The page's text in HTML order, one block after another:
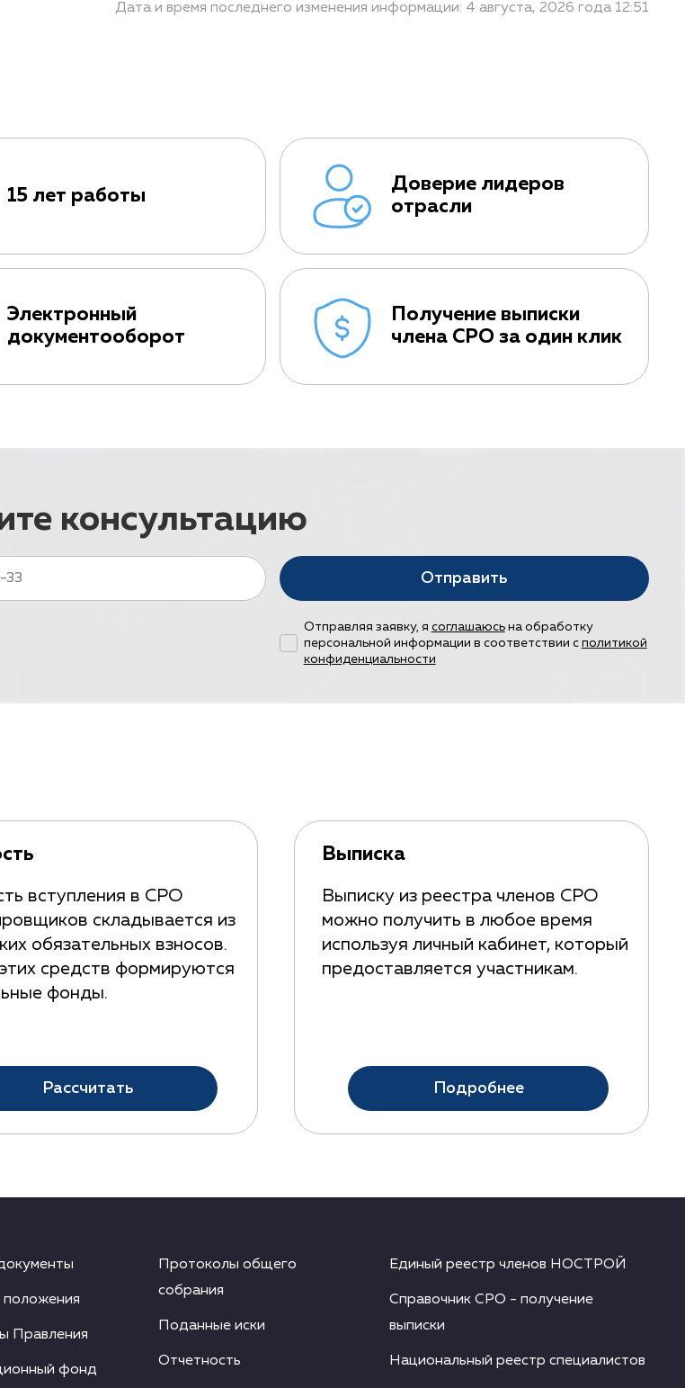
Дата и время последнего изменения информации: 4 августа, 2026 года 12:51
15 лет работы
Доверие лидеров
отрасли
Электронный
документооборот
Получение выписки
члена СРО за один клик
консультацию
Отправить
Отправляя заявку, я соглашаюсьна обработку
персональной информации в соответствии с политикой
конфиденциальности
вступления в СРО
складывается из
обязательных взносов.
средств формируются
фонды.
Рассчитать
Выписка
Выписку из реестра членов СРО
можно получить в любое время
используя личный кабинет, который
предоставляется участникам.
Подробнее
положения
Правления
фонд
Протоколы общего
собрания
Поданные иски
Отчетность
Единый реестр членов НОСТРОЙ
Справочник СРО - получение
выписки
Национальный реестр специалистов